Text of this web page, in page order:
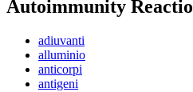
Autoimmunity
adiuvanti
alluminio
anticorpi
antigeni